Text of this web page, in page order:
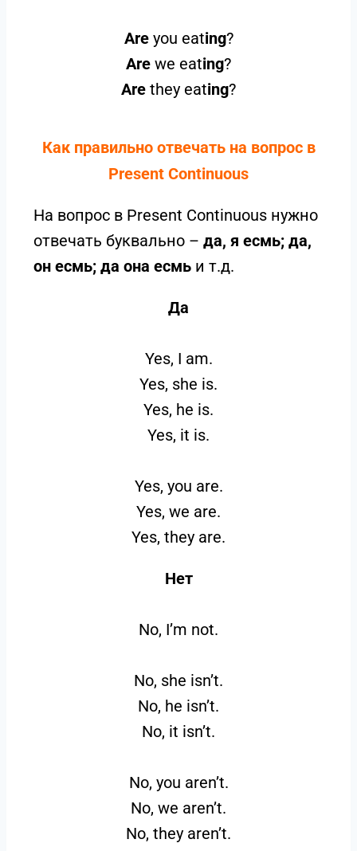
Areyou eating?
Are we eating?
Are they eating?
Как правильно отвечать на вопрос в
Present Continuous
На вопрос в Present Continuous нужно
отвечать буквально – да, я есмь; да,
он есмь; да она есмь и т.д.
Да
Yes, I am.
Yes, she is.
Yes, he is.
Yes, it is.
Yes, you are.
Yes, we are.
Yes, they are.
Нет
No, I’m not.
No, she isn’t.
No, he isn’t.
No, it isn’t.
No, you aren’t.
No, we aren’t.
No, they aren’t.